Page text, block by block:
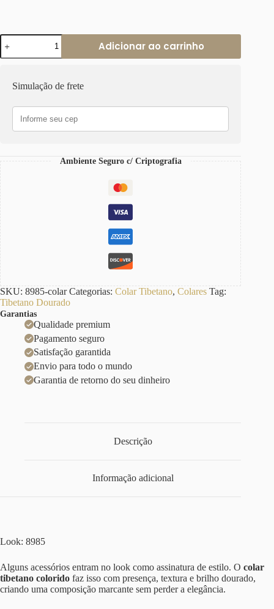
Colar
Tibetano
Colorido
com
Voltas
Banho
Adicionar ao carrinho
Simulação de frete
Ambiente Seguro c/ Criptografia
SKU: 8985-colar Categorias: Colar Tibetano, Colares Tag:
Tibetano Dourado
Garantias
Qualidade premium
Pagamento seguro
Satisfação garantida
Envio para todo o mundo
Garantia de retorno do seu dinheiro
Descrição
Informação adicional
Look: 8985
Alguns acessórios entram no look como assinatura de estilo. O colar
tibetano colorido faz isso com presença, textura e brilho dourado,
criando uma composição marcante sem perder a elegância.